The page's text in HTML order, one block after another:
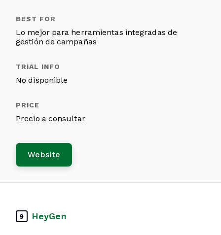
Lo mejor para herramientas integradas de
gestión de campañas
No disponible
Precio a consultar
Website
9 HeyGen